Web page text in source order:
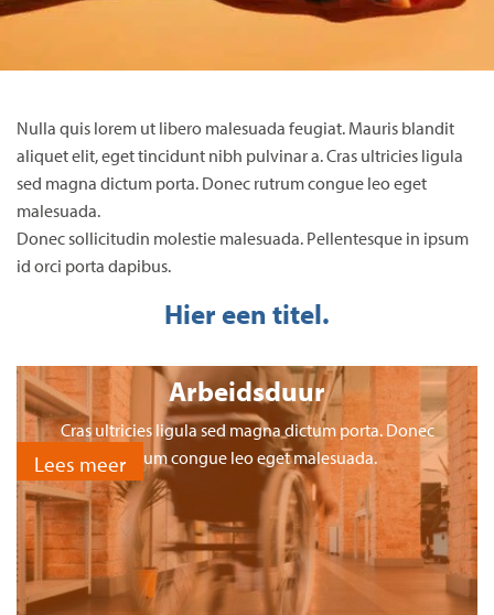
Nulla quis lorem ut libero malesuada feugiat. Mauris blandit
aliquet elit, eget tincidunt nibh pulvinar a. Cras ultricies ligula
sed magna dictum porta. Donec rutrum congue leo eget
malesuada.
Donec sollicitudin molestie malesuada. Pellentesque in ipsum
id orci porta dapibus.
Hier een titel.
Arbeidsduur
Cras ultricies ligula sed magna dictum porta. Donec
rutrum congue leo eget malesuada.
Lees meer